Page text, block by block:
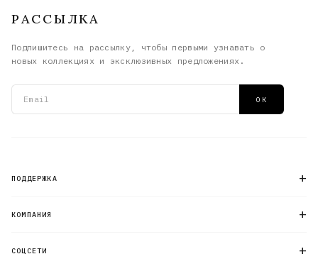
РАССЫЛКА
Подпишитесь на рассылку, чтобы первыми узнавать о
новых коллекциях и эксклюзивных предложениях.
Email адрес
ОК
ПОДДЕРЖКА +
КОМПАНИЯ +
СОЦСЕТИ +